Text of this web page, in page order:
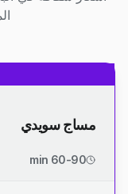
مساج سويدي
60-90 min